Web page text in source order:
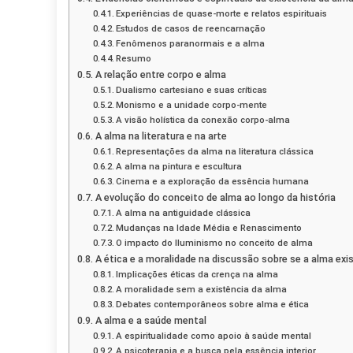
Experiências de quase-morte e relatos espirituais
Estudos de casos de reencarnação
Fenômenos paranormais e a alma
Resumo
A relação entre corpo e alma
Dualismo cartesiano e suas críticas
Monismo e a unidade corpo-mente
A visão holística da conexão corpo-alma
A alma na literatura e na arte
Representações da alma na literatura clássica
A alma na pintura e escultura
Cinema e a exploração da essência humana
A evolução do conceito de alma ao longo da história
A alma na antiguidade clássica
Mudanças na Idade Média e Renascimento
O impacto do Iluminismo no conceito de alma
A ética e a moralidade na discussão sobre se a alma
Implicações éticas da crença na alma
A moralidade sem a existência da alma
Debates contemporâneos sobre alma e ética
A alma e a saúde mental
A espiritualidade como apoio à saúde mental
A psicoterapia e a busca pela essência interior